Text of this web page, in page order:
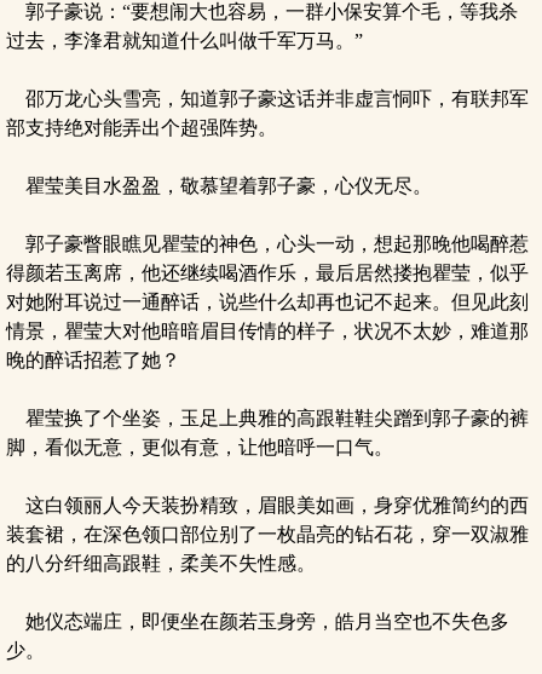
郭子豪说：“要想闹大也容易，一群小保安算个毛，等我杀
过去，李浲君就知道什么叫做千军万马。”
邵万龙心头雪亮，知道郭子豪这话并非虚言恫吓，有联邦军
部支持绝对能弄出个超强阵势。
瞿莹美目水盈盈，敬慕望着郭子豪，心仪无尽。
郭子豪瞥眼瞧见瞿莹的神色，心头一动，想起那晚他喝醉惹
得颜若玉离席，他还继续喝酒作乐，最后居然搂抱瞿莹，似乎
对她附耳说过一通醉话，说些什么却再也记不起来。但见此刻
情景，瞿莹大对他暗暗眉目传情的样子，状况不太妙，难道那
晚的醉话招惹了她？
瞿莹换了个坐姿，玉足上典雅的高跟鞋鞋尖蹭到郭子豪的裤
脚，看似无意，更似有意，让他暗呼一口气。
这白领丽人今天装扮精致，眉眼美如画，身穿优雅简约的西
装套裙，在深色领口部位别了一枚晶亮的钻石花，穿一双淑雅
的八分纤细高跟鞋，柔美不失性感。
她仪态端庄，即便坐在颜若玉身旁，皓月当空也不失色多
少。